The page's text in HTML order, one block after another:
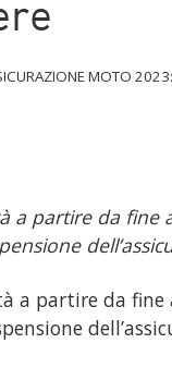
MOTO
a partire da fine
a partire da fine